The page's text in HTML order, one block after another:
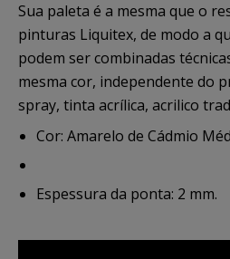
Sua paleta é a mesma que o
pinturas Liquitex, de modo a
podem ser combinadas
mesma cor, independente do
spray, tinta acrílica, acrilico
Cor: Amarelo de Cádmio
Espessura da ponta: 2 mm.